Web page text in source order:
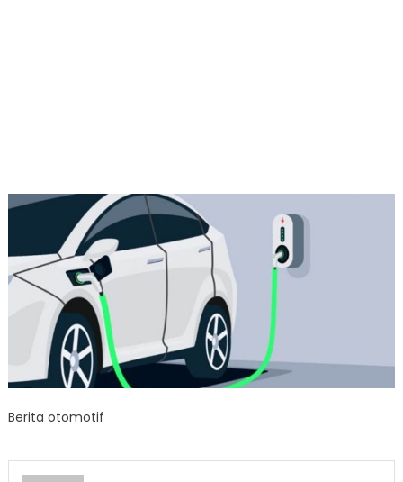
Berita otomotif